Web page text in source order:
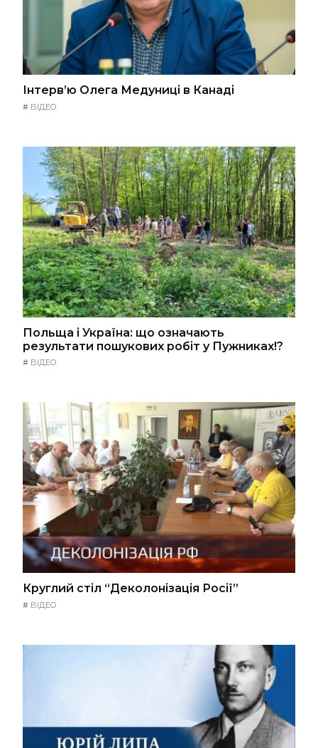
Інтерв’ю Олега Медуниці в Канаді
# ВІДЕО
Польща і Україна: що означають
результати пошукових робіт у Пужниках!?
# ВІДЕО
Круглий стіл “Деколонізація Росії”
# ВІДЕО